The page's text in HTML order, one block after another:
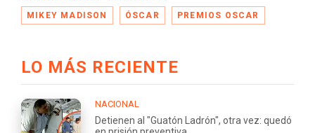
MIKEY MADISON ÓSCAR PREMIOS OSCAR
LO MÁS RECIENTE
NACIONAL
Detienen al "Guatón Ladrón", otra vez: quedó